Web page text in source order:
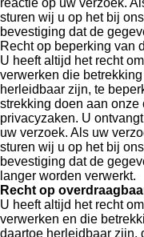
reactie op uw verzoek.
sturen wij u op het bij
bevestiging dat de
Recht op beperking van
U heeft altijd het recht
verwerken die
herleidbaar zijn, te
strekking doen aan onze
privacyzaken. U
uw verzoek. Als uw
sturen wij u op het bij
bevestiging dat de
langer worden verwerkt.
Recht op
U heeft altijd het recht
verwerken en die
daartoe herleidbaar zijn,